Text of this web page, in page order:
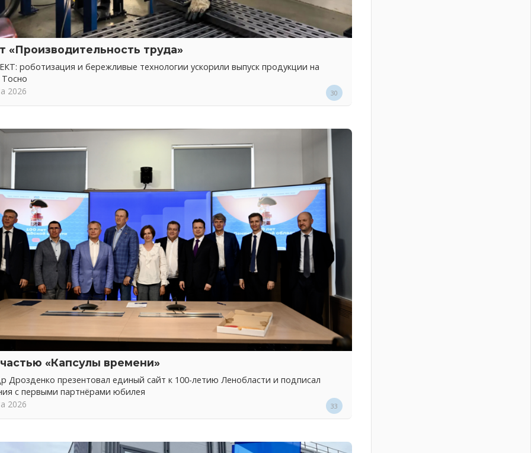
«Производительность труда»
роботизация и бережливые технологии ускорили выпуск продукции на
2026
30
«Капсулы времени»
Дрозденко презентовал единый сайт к 100-летию Ленобласти и подписал
с первыми партнёрами юбилея
2026
33